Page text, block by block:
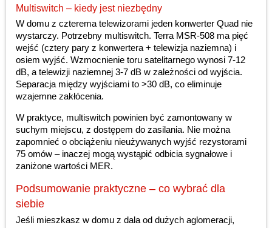
Multiswitch – kiedy jest niezbędny
W domu z czterema telewizorami jeden konwerter Quad nie
wystarczy. Potrzebny multiswitch. Terra MSR-508 ma pięć
wejść (cztery pary z konwertera + telewizja naziemna) i
osiem wyjść. Wzmocnienie toru satelitarnego wynosi 7-12
dB, a telewizji naziemnej 3-7 dB w zależności od wyjścia.
Separacja między wyjściami to >30 dB, co eliminuje
wzajemne zakłócenia.
W praktyce, multiswitch powinien być zamontowany w
suchym miejscu, z dostępem do zasilania. Nie można
zapomnieć o obciążeniu nieużywanych wyjść rezystorami
75 omów – inaczej mogą wystąpić odbicia sygnałowe i
zaniżone wartości MER.
Podsumowanie praktyczne – co wybrać dla
siebie
Jeśli mieszkasz w domu z dala od dużych aglomeracji,